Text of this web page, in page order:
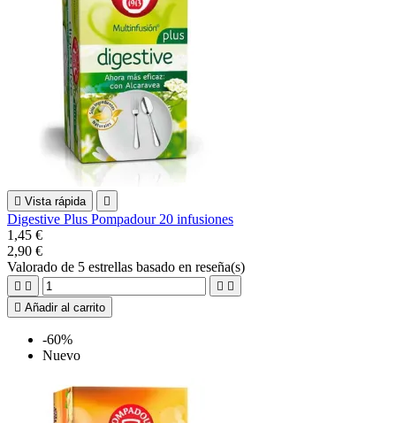
 Vista rápida 
Digestive Plus Pompadour 20 infusiones
1,45 €
2,90 €
Valorado de 5 estrellas basado en reseña(s)
   
 Añadir al carrito
-60%
Nuevo